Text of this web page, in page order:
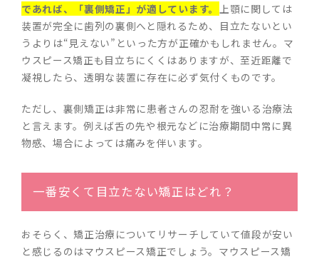
であれば、「裏側矯正」が適しています。
上顎に関しては
装置が完全に歯列の裏側へと隠れるため、目立たないとい
うよりは“見えない”といった方が正確かもしれません。マ
ウスピース矯正も目立ちにくくはありますが、至近距離で
凝視したら、透明な装置に存在に必ず気付くものです。
ただし、裏側矯正は非常に患者さんの忍耐を強いる治療法
と言えます。例えば舌の先や根元などに治療期間中常に異
物感、場合によっては痛みを伴います。
一番安くて目立たない矯正はどれ？
おそらく、矯正治療についてリサーチしていて値段が安い
と感じるのはマウスピース矯正でしょう。マウスピース矯